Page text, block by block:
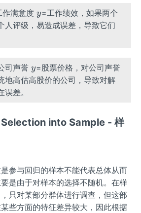
作满意度y
y=工作绩效，如果两个
人评级，易造成误差，导致它们
司声誉y
y=股票价格，对公司声誉
地高估高股价的公司，导致对解
差。
into Sample - 样
参与回归的样本不能代表总体从而
是由于对样本的选择不随机。在样
只对某部分群体进行调查，但这部
些方面的特征差异较大，因此根据